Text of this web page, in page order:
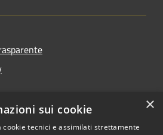
×
sui cookie
cookie tecnici e assimilati strettamente